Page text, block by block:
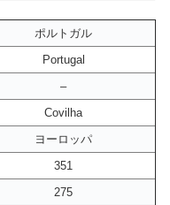
ポルトガル
Portugal
–
Covilha
ヨーロッパ
351
275